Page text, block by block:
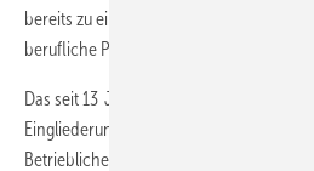
bereits zu einem Arbeitsplatzverlust
berufliche Perspektive zu ermöglichen.
Das seit 13 Jahren bestehende
Eingliederungsmanagement (BEM) ist
Betrieblichen Gesundheitsmanagement